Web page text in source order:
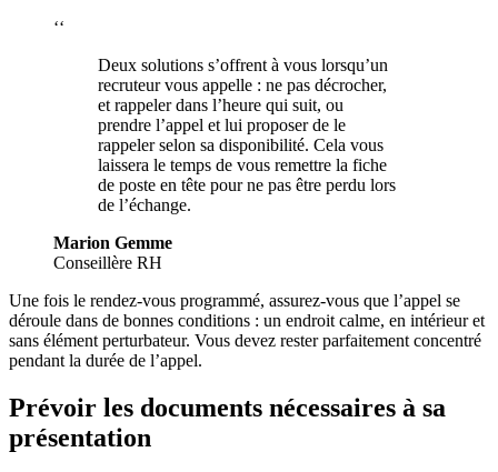
‘‘
Deux solutions s’offrent à vous lorsqu’un
recruteur vous appelle : ne pas décrocher,
et rappeler dans l’heure qui suit, ou
prendre l’appel et lui proposer de le
rappeler selon sa disponibilité. Cela vous
laissera le temps de vous remettre la fiche
de poste en tête pour ne pas être perdu lors
de l’échange.
Marion Gemme
Conseillère RH
Une fois le rendez-vous programmé, assurez-vous que l’appel se
déroule dans de bonnes conditions : un endroit calme, en intérieur et
sans élément perturbateur. Vous devez rester parfaitement concentré
pendant la durée de l’appel.
Prévoir les documents nécessaires à sa
présentation